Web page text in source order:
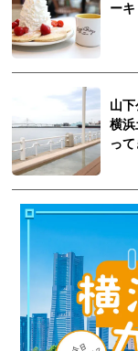
ー
山
横浜
っ